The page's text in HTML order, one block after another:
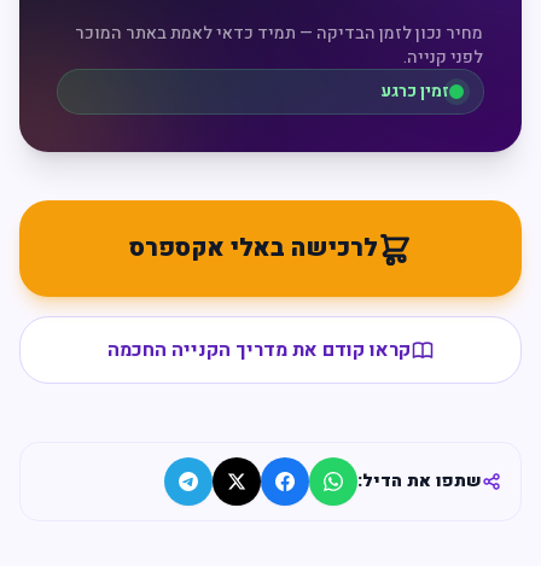
מחיר נכון לזמן הבדיקה — תמיד כדאי לאמת באתר המוכר
לפני קנייה.
זמין כרגע
לרכישה באלי אקספרס
קראו קודם את מדריך הקנייה החכמה
שתפו את הדיל: